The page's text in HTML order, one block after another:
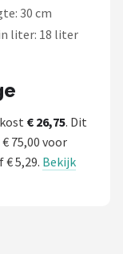
30 cm
liter: 18 liter
€ 26,75. Dit
75,00 voor
5,29. Bekijk